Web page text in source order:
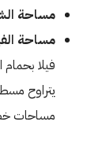
مساحة
مساحة
مساحات